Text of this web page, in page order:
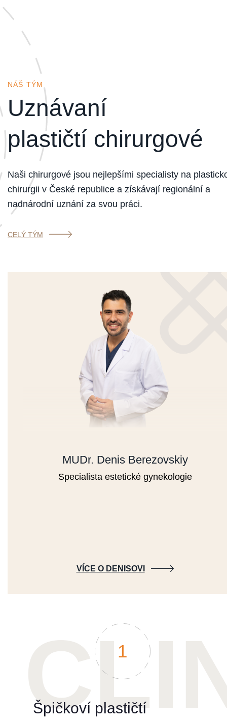
NÁŠ TÝM
Uznávaní
plastičtí chirurgové
Naši chirurgové jsou nejlepšími specialisty na
chirurgii v České republice a získávají regionální a
nadnárodní uznání za svou práci.
CELÝ TÝM
MUDr. Denis Berezovskiy
Specialista estetické gynekologie
VÍCE O DENISOVI
1
Špičkoví plastičtí